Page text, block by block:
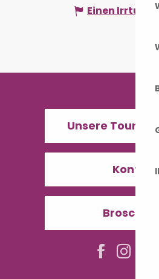
Einen Irrtum
Unsere
Kontakt